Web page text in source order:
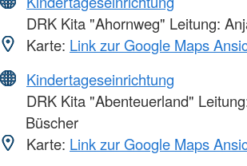
DRK Kita "Ahornweg" Leitung:
Karte: Link zur Google Maps
Kindertageseinrichtung
DRK Kita "Abenteuerland"
Büscher
Karte: Link zur Google Maps